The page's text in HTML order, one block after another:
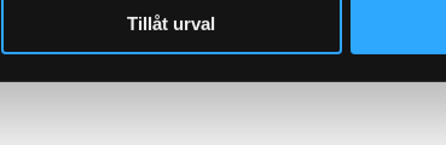
Tillåt urval